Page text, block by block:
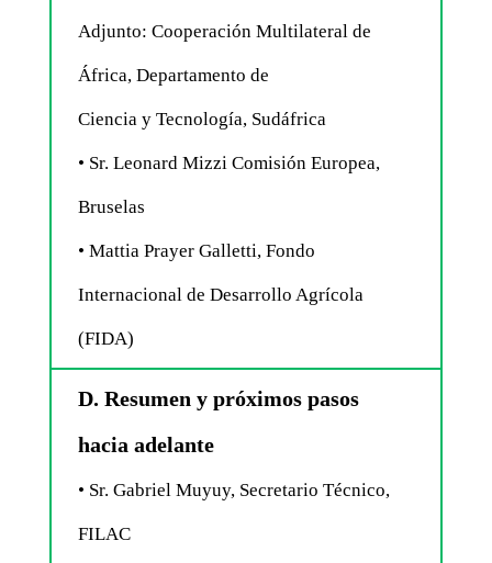
Adjunto: Cooperación Multilateral de
África, Departamento de
Ciencia y Tecnología, Sudáfrica
• Sr. Leonard Mizzi Comisión Europea,
Bruselas
• Mattia Prayer Galletti, Fondo
Internacional de Desarrollo Agrícola
(FIDA)
D. Resumen y próximos pasos
hacia adelante
• Sr. Gabriel Muyuy, Secretario Técnico,
FILAC